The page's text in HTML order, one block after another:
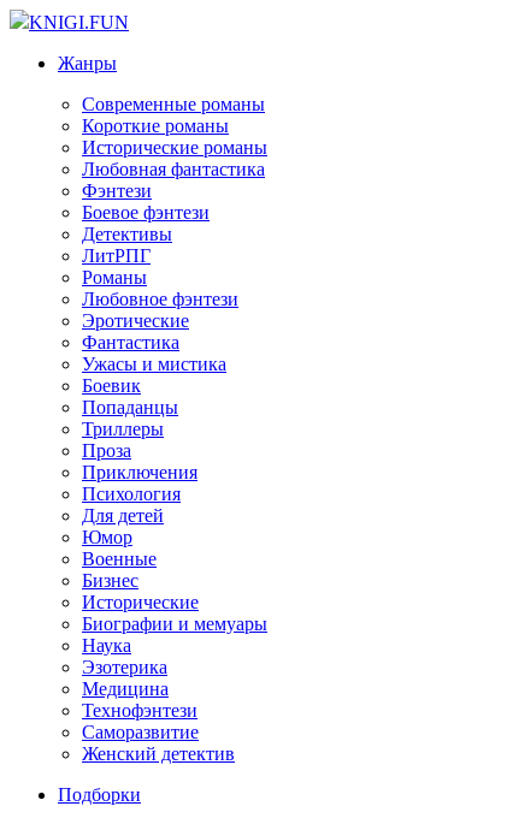
KNIGI.FUN
Жанры
Современные романы
Короткие романы
Исторические романы
Любовная фантастика
Фэнтези
Боевое фэнтези
Детективы
ЛитРПГ
Романы
Любовное фэнтези
Эротические
Фантастика
Ужасы и мистика
Боевик
Попаданцы
Триллеры
Проза
Приключения
Психология
Для детей
Юмор
Военные
Бизнес
Исторические
Биографии и мемуары
Наука
Эзотерика
Медицина
Технофэнтези
Саморазвитие
Женский детектив
Подборки